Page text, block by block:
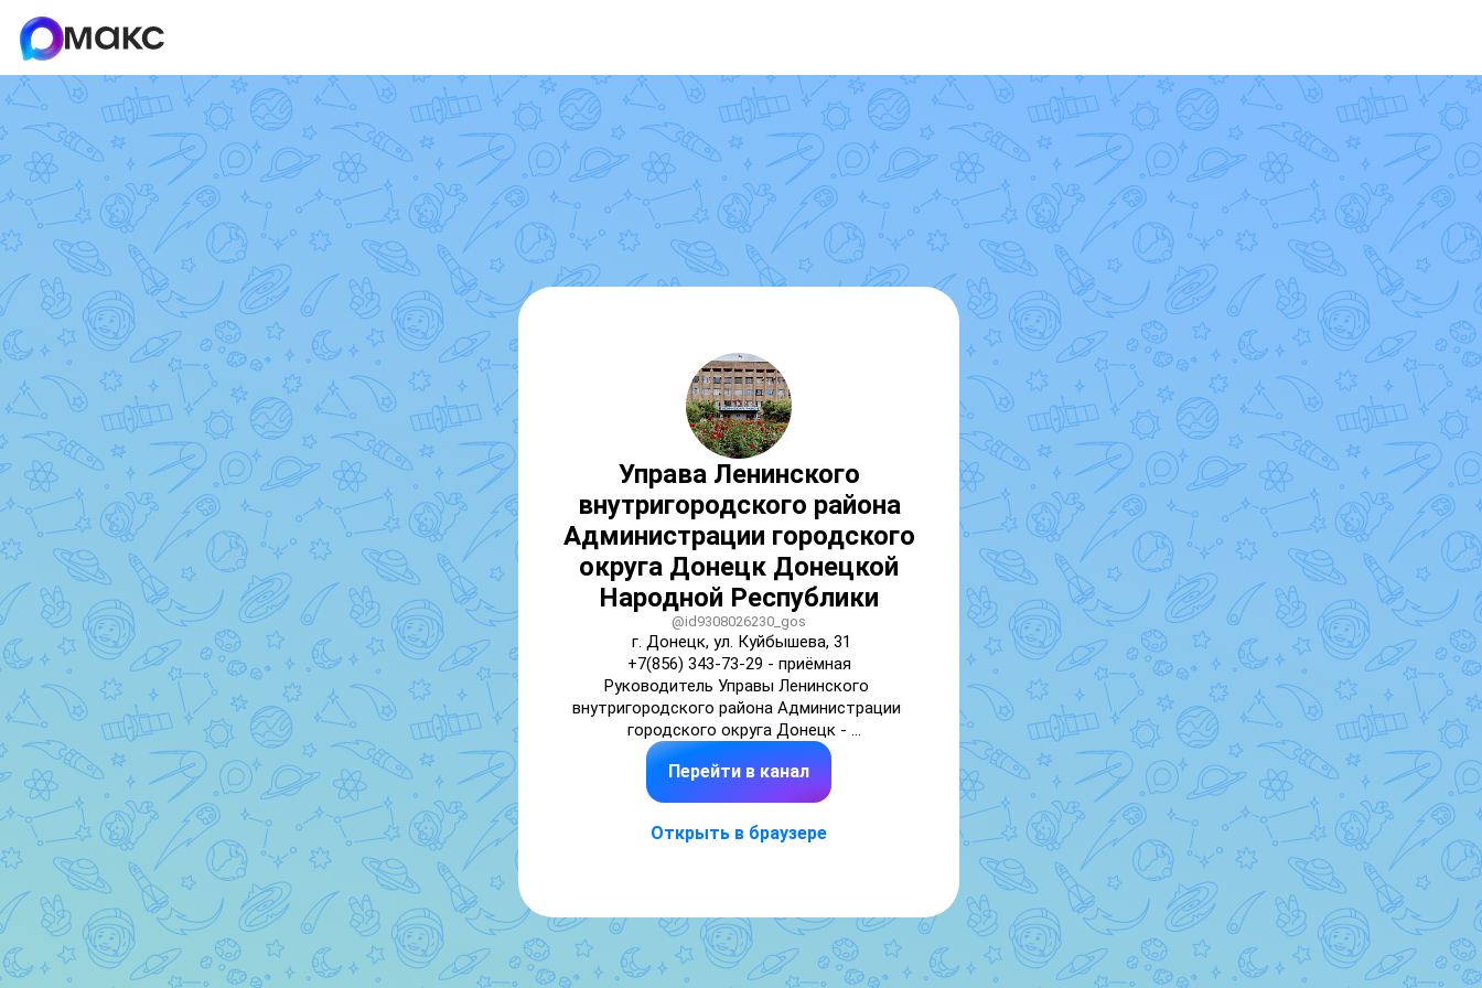
Управа Ленинского
внутригородского района
Администрации городского
округа Донецк Донецкой
Народной Республики
@id9308026230_gos
г. Донецк, ул. Куйбышева, 31
+7(856) 343-73-29 - приёмная
Руководитель Управы Ленинского
внутригородского района Администрации
городского округа Донецк -
Темникова Татьяна Владимировна
Перейти в канал
Открыть в браузере